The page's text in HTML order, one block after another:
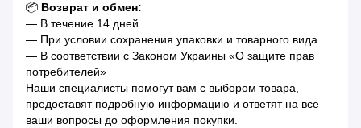
📦 Возврат и обмен:
— В течение 14 дней
— При условии сохранения упаковки и товарного вида
— В соответствии с Законом Украины «О защите прав
потребителей»
Наши специалисты помогут вам с выбором товара,
предоставят подробную информацию и ответят на все
ваши вопросы до оформления покупки.